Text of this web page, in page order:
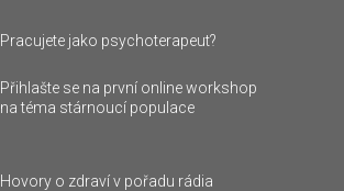
Pracujete jako psychoterapeut?
Přihlašte se na první online workshop
na téma stárnoucí populace
Hovory o zdraví v pořadu rádia